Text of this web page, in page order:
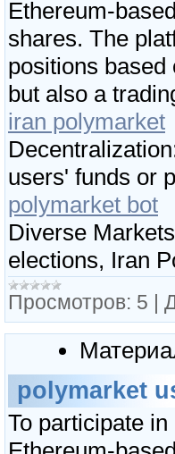
Ethereum-
shares. The
positions
but also a
iran polymarket
users' funds or
polymarket bot
Diverse
elections, Iran
Просмотров: 5 |
polymarket
To participate